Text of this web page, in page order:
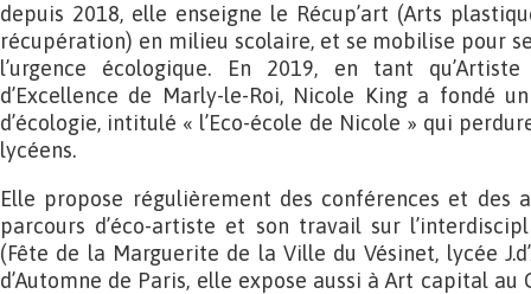
depuis 2018, elle enseigne le Récup’art (Arts
récupération) en milieu scolaire, et se mobilise pour
l’urgence écologique. En 2019, en tant
d’Excellence de Marly-le-Roi, Nicole King a fondé
d’écologie, intitulé « l’Eco-école de Nicole » qui
lycéens.
Elle propose régulièrement des conférences et des
parcours d’éco-artiste et son travail sur
(Fête de la Marguerite de la Ville du Vésinet, lycée
d’Automne de Paris, elle expose aussi à Art capital au